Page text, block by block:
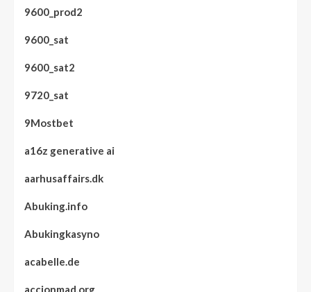
9600_prod2
9600_sat
9600_sat2
9720_sat
9Mostbet
a16z generative ai
aarhusaffairs.dk
Abuking.info
Abukingkasyno
acabelle.de
accionmad.org